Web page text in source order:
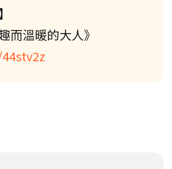
而溫暖的大人》